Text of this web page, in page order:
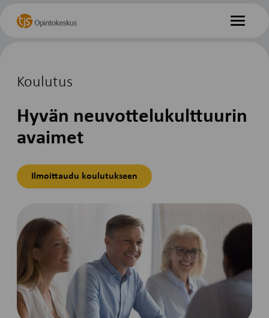
sisältöönEtusivu Valikko
Koulutus
Hyvän neuvottelukulttuurin
avaimet
Ilmoittaudu koulutukseen